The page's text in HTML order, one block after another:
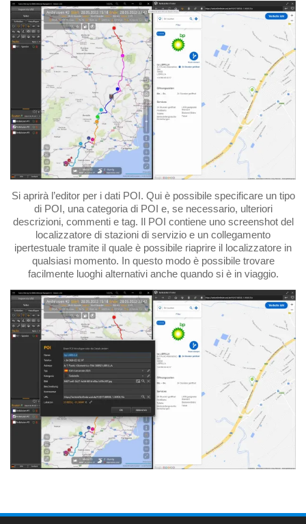
Si aprirà l’editor per i dati POI. Qui è possibile specificare un tipo
di POI, una categoria di POI e, se necessario, ulteriori
descrizioni, commenti e tag. Il POI contiene uno screenshot del
localizzatore di stazioni di servizio e un collegamento
ipertestuale tramite il quale è possibile riaprire il localizzatore in
qualsiasi momento. In questo modo è possibile trovare
facilmente luoghi alternativi anche quando si è in viaggio.